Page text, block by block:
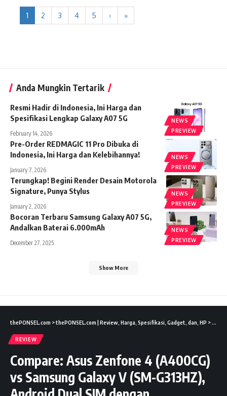
1 2 3 4 5 › »
Anda Mungkin Tertarik
NEWS
PREVIEW
Resmi Hadir di Indonesia, Ini Harga dan
Spesifikasi Lengkap Galaxy A07 5G
February 14, 2026
NEWS
PREVIEW
Pre-Order REDMAGIC 11 Pro Dibuka di
Indonesia, Ini Harga dan Kelebihannya!
January 7, 2026
NEWS
PREVIEW
Terungkap! Begini Render Desain Motorola
Signature, Punya Stylus
January 2, 2026
NEWS
PREVIEW
Bocoran Terbaru Samsung Galaxy A07 5G,
Andalkan Baterai 6.000mAh
December 27, 2025
Show More
thePONSEL.com >thePONSEL.com | Review, Harga, Spesifikasi, Gadget, dan, HP >
REVIEW
Compare: Asus Zenfone 4 (A400CG)
vs Samsung Galaxy V (SM-G313HZ),